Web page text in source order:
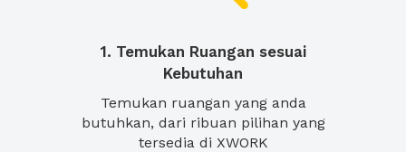
1. Temukan Ruangan sesuai
Kebutuhan
Temukan ruangan yang anda
butuhkan, dari ribuan pilihan yang
tersedia di XWORK